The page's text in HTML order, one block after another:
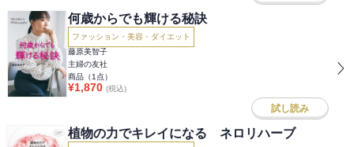
何歳からでも輝ける秘訣
ファッション・美容・ダイエット
藤原美智子
主婦の友社
商品（1 点）
¥1,870 (税込)
試し読み
植物の力でキレイになる ネロリハーブ